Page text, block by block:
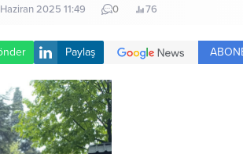
2025 11:49 0 76
Paylaş